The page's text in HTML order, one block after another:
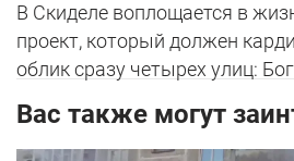
В Скиделе воплощается в
проект, который должен
облик сразу четырех улиц:
Вас также могут